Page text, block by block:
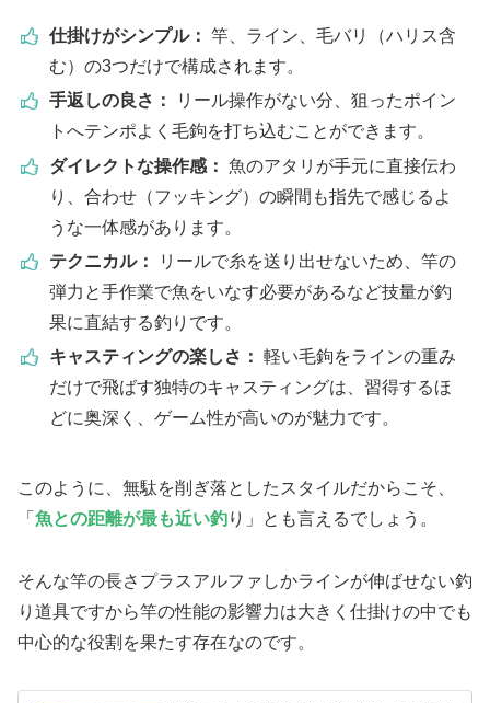
仕掛けがシンプル： 竿、ライン、毛バリ（ハリス含
む）の3つだけで構成されます。
手返しの良さ：
リール操作がない分、狙ったポイン
トへテンポよく毛鉤を打ち込むことができます。
ダイレクトな操作感： 魚のアタリが手元に直接伝わ
り、合わせ（フッキング）の瞬間も指先で感じるよ
うな一体感があります。
テクニカル：
リールで糸を送り出せないため、竿の
弾力と手作業で魚をいなす必要があるなど技量が釣
果に直結する釣りです。
キャスティングの楽しさ： 軽い毛鉤をラインの重み
だけで飛ばす独特のキャスティングは、習得するほ
どに奥深く、ゲーム性が高いのが魅力です。
このように、無駄を削ぎ落としたスタイルだからこそ、
「 魚との距離が最も近い釣り」とも言えるでしょう。
そんな竿の長さプラスアルファしかラインが伸ばせない釣
り道具ですから竿の性能の影響力は大きく仕掛けの中でも
中心的な役割を果たす存在なのです。